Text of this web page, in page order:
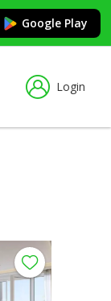
Google Play
Login